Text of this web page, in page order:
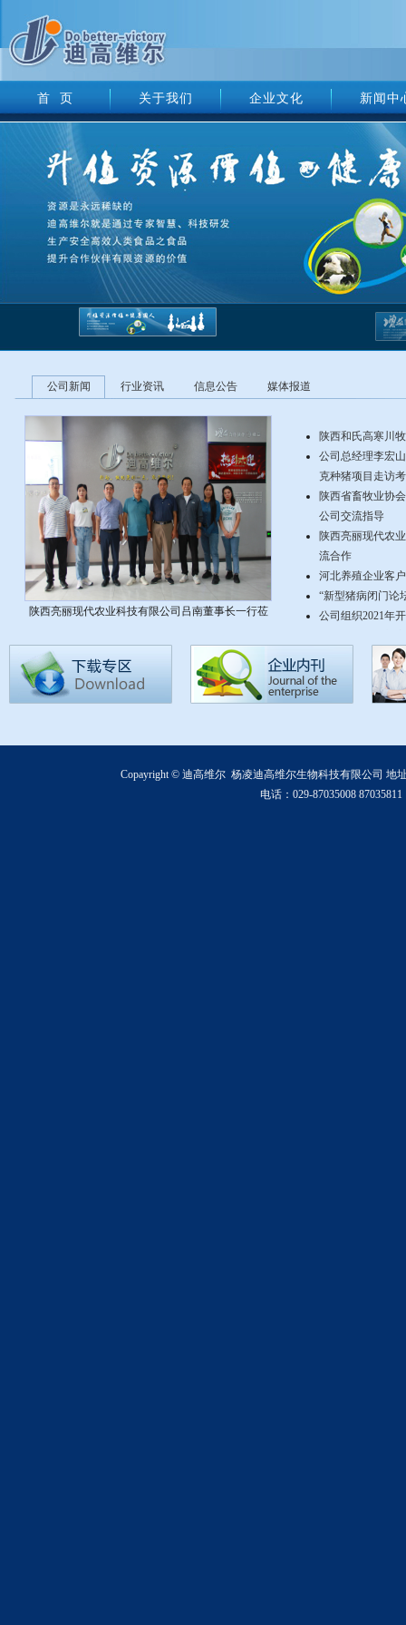
首 页 关于我们 企业文化 新闻中
公司新闻 行业资讯 信息公告 媒体报道
陕西亮丽现代农业科技有限公司吕南董事长一行莅
陕西和氏高寒川
公司总经理李宏
克种猪项目走访
陕西省畜牧业协
公司交流指导
陕西亮丽现代农
流合作
河北养殖企业客
“新型猪病闭门论
公司组织2021年
快乐福建行
Copayright © 迪高维尔 杨凌迪高维尔生物科技有限公司 地
电话：029-87035008